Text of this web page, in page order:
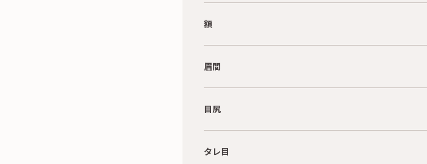
額
眉間
目尻
タレ目